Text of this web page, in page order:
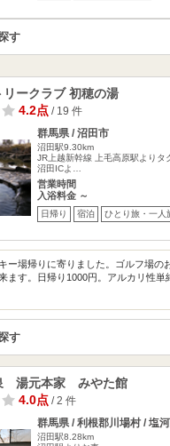
す
ークラブ 初穂の湯
4.2点/ 19 件
群馬県 / 沼田市
沼田駅9.30km
JR上越新幹線 上毛高原駅よりタ
沼田ICよ…
営業時間
入浴料金 ～
日帰り 宿泊 ひとり旅・一人
ー場帰りに寄りました。ゴルフ場の
ます。日帰り1000円。アルカリ性単
す
湯元本家 みやた館
4.0点/ 2 件
群馬県 / 利根郡川場村 / 塩
沼田駅8.28km